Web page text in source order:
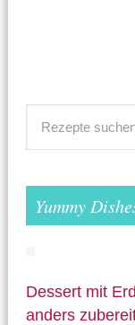
Yummy
Dessert mit
anders